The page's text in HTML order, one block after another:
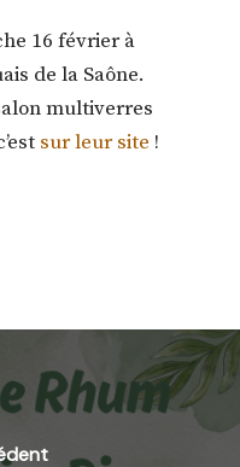
16 févrierà
de la Saône.
multiverres
sur leur site !